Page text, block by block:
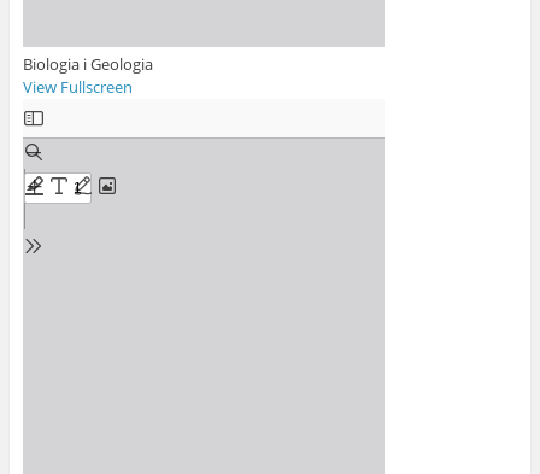
Biologia i Geologia
View Fullscreen